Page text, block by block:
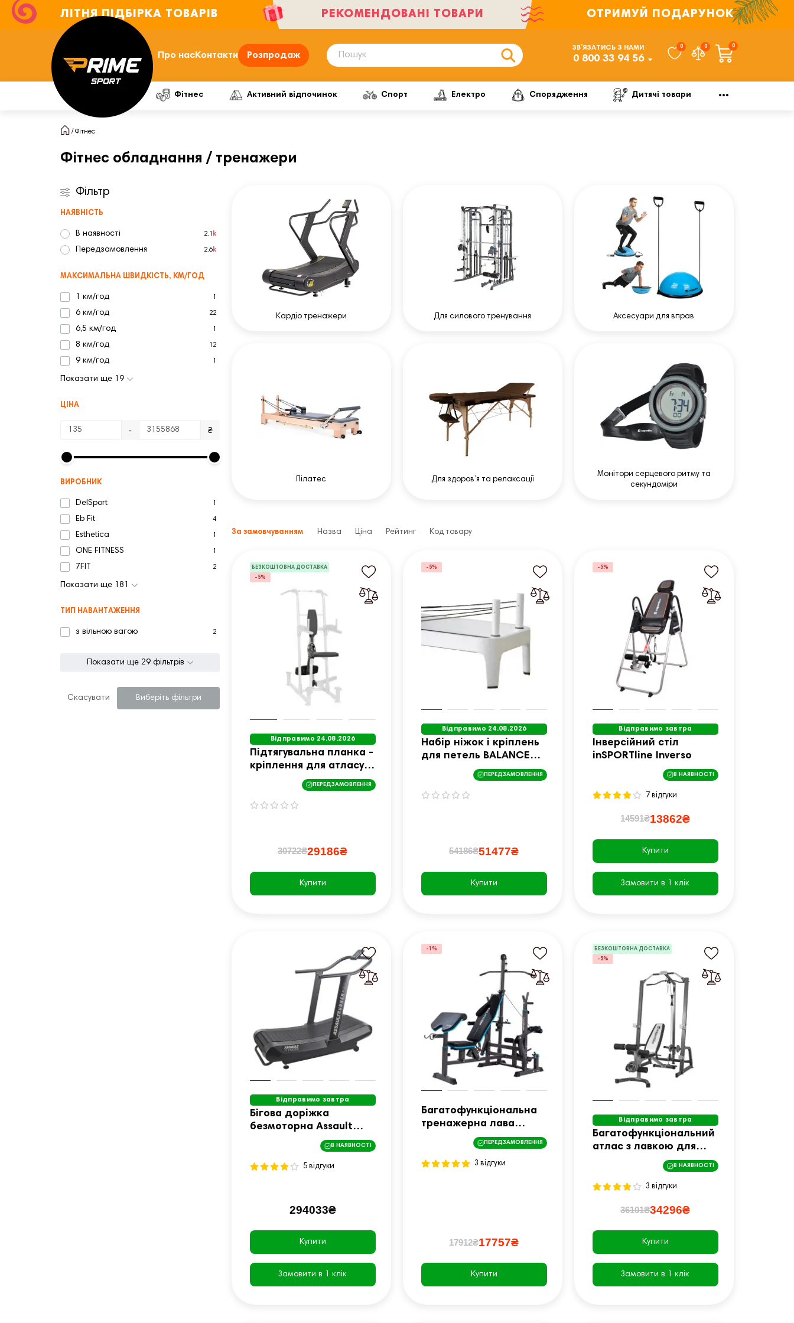
ЛІТНЯ ПІДБІРКА ТОВАРІВ РЕКОМЕНДОВАНІ ТОВАРИ ОТРИМУЙ ПОДАРУНОК
Про насКонтакти Розпродаж
ЗВ’ЯЗАТИСЬ З НАМИ
0 800 33 94 56
0 0 0
Фітнес Активний відпочинок Спорт Електро Спорядження Дитячі товари
Фітнес
Фітнес обладнання / тренажери
Фільтр
НАЯВНІСТЬ
В наявності 2.1 k
Передзамовлення 2.6k
МАКСИМАЛЬНА ШВИДКІСТЬ, КМ/ГОД
1 км/год
6 км/год 22
6,5 км/год
8 км/год 12
9 км/год
Показати ще 19
ЦІНА
- ₴
ВИРОБНИК
DelSport
Eb Fit 4
Esthetica
ONE FITNESS
7FIT 2
Показати ще 181
ТИП НАВАНТАЖЕННЯ
з вільною вагою 2
Показати ще 29 фільтрів
Скасувати Виберіть фільтри
Кардіо тренажери Для силового тренування Аксесуари для вправ
Пілатес Для здоров’я та релаксації
Монітори серцевого ритму та
секундоміри
За замовчуванням Назва Ціна Рейтинг Код товару
БЕЗКОШТОВНА ДОСТАВКА
-5%
Відправимо 24.08.2026
Підтягувальна планка -
кріплення для атласу
inSPORTline Fusion
ПЕРЕДЗАМОВЛЕННЯ
30722₴29186₴
Купити
-5%
Відправимо 24.08.2026
Набір ніжок і кріплень
для петель BALANCED
BODY Allegro2
ПЕРЕДЗАМОВЛЕННЯ
54186₴51477₴
Купити
-5%
Відправимо завтра
Інверсійний стіл
inSPORTline Inverso
В НАЯВНОСТІ
7 відгуки
14591₴13862₴
Купити
Замовити в 1 клік
Відправимо завтра
Бігова доріжка
безмоторна Assault
В НАЯВНОСТІ
5 відгуки
294033₴
Купити
Замовити в 1 клік
-1%
Багатофункціональна
тренажерна лава
VIGOR-C THUNDER
ПЕРЕДЗАМОВЛЕННЯ
3 відгуки
17912₴17757₴
Купити
БЕЗКОШТОВНА ДОСТАВКА
-5%
Відправимо завтра
Багатофункціональний
атлас з лавкою для
тренувань inSPORTline
Power Rack PW60
В НАЯВНОСТІ
3 відгуки
36101₴34296₴
Купити
Замовити в 1 клік